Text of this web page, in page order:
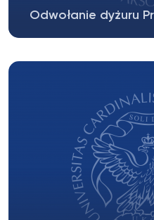
Odwołanie dyżuru
odwołuje swój dyżur.